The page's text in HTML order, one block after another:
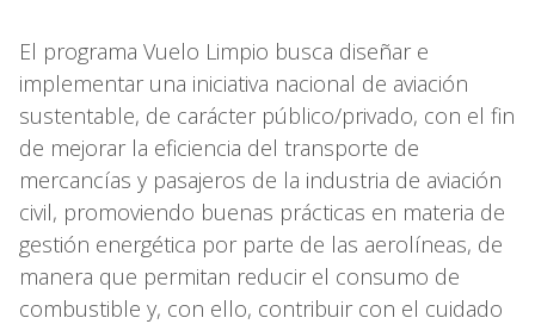
El programa Vuelo Limpio busca diseñar e
implementar una iniciativa nacional de aviación
sustentable, de carácter público/privado, con el fin
de mejorar la eficiencia del transporte de
mercancías y pasajeros de la industria de aviación
civil, promoviendo buenas prácticas en materia de
gestión energética por parte de las aerolíneas, de
manera que permitan reducir el consumo de
combustible y, con ello, contribuir con el cuidado